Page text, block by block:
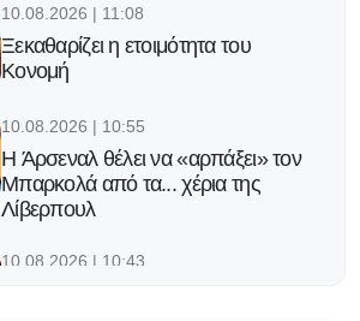
10.08.2026 | 11:08
Ξεκαθαρίζει η ετοιμότητα του
Κονομή
10.08.2026 | 10:55
H Άρσεναλ θέλει να «αρπάξει» τον
Μπαρκολά από τα... χέρια της
Λίβερπουλ
10.08.2026 | 10:43